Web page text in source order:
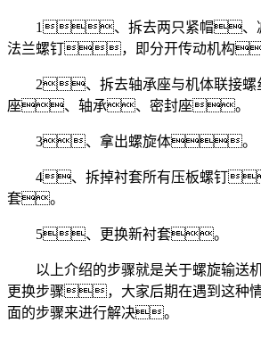
1、拆去两只紧帽、减
法兰螺钉，即分开传动机构
2、拆去轴承座与机体联接螺
座、轴承、密封座。
3、拿出螺旋体。
4、拆掉衬套所有压板螺钉
套。
5、更换新衬套。
以上介绍的步骤就是关于螺旋输送
更换步骤，大家后期在遇到这种
面的步骤来进行解决。